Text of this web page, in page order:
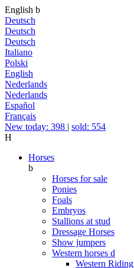
English b
Deutsch
Deutsch
Deutsch
Italiano
Polski
English
Nederlands
Nederlands
Español
Français
New today: 398 | sold: 554
H
Horses
b
Horses for sale
Ponies
Foals
Embryos
Stallions at stud
Dressage Horses
Show jumpers
Western horses d
Western Riding